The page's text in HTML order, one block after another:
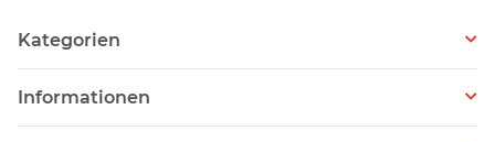
Kategorien
Informationen